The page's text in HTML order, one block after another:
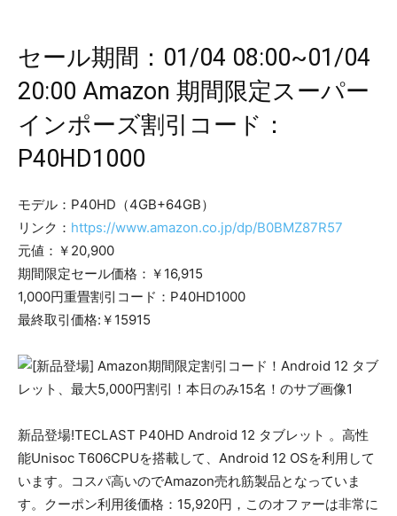
セール期間：01/04 08:00~01/04
20:00 Amazon 期間限定スーパー
インポーズ割引コード：
P40HD1000
モデル：P40HD（4GB+64GB）
リンク： https://www.amazon.co.jp/dp/B0BMZ87R57
元値：￥20,900
期間限定セール価格：￥16,915
1,000円重畳割引コード：P40HD1000
最終取引価格:￥15915
新品登場!TECLAST P40HD Android 12 タブレット 。高性
能Unisoc T606CPUを搭載して、Android 12 OSを利用して
います。コスパ高いのでAmazon売れ筋製品となっていま
す。クーポン利用後価格：15,920円，このオファーは非常に